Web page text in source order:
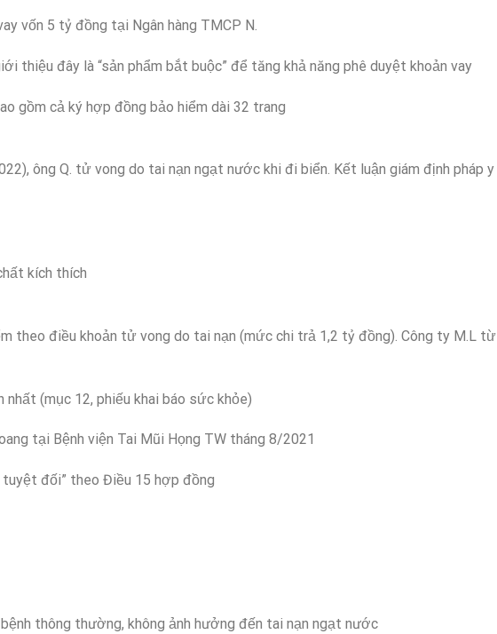
vốn 5 tỷ đồng tại Ngân hàng TMCP N.
thiệu đây là “sản phẩm bắt buộc” để tăng khả năng phê duyệt khoản vay
gồm cả ký hợp đồng bảo hiểm dài 32 trang
ông Q. tử vong do tai nạn ngạt nước khi đi biển. Kết luận giám định pháp y
kích thích
theo điều khoản tử vong do tai nạn (mức chi trả 1,2 tỷ đồng). Công ty M.L từ
nhất (mục 12, phiếu khai báo sức khỏe)
tại Bệnh viện Tai Mũi Họng TW tháng 8/2021
tuyệt đối” theo Điều 15 hợp đồng
thông thường, không ảnh hưởng đến tai nạn ngạt nước